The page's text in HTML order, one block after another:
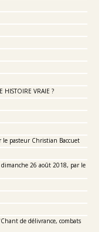
HISTOIRE VRAIE ?
pasteur Christian Baccuet
26 août 2018, par le
de délivrance, combats